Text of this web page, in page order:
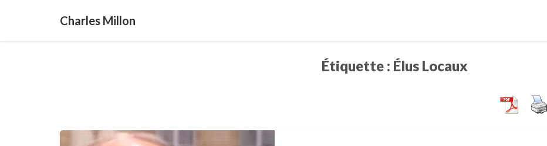
Charles Millon
Étiquette : Élus Locaux